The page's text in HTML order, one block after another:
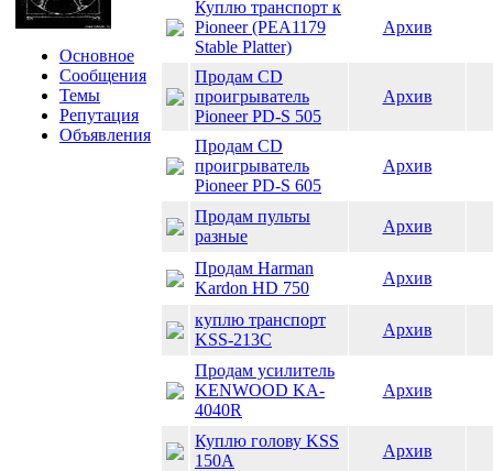
Основное
Сообщения
Темы
Репутация
Объявления
Куплю транспорт к
Pioneer (PEA1179
Stable Platter)
Архив
Продам CD
проигрыватель
Pioneer PD-S 505
Архив
Продам CD
проигрыватель
Pioneer PD-S 605
Архив
Продам пульты
разные
Архив
Продам Harman
Kardon HD 750
Архив
куплю транспорт
KSS-213C
Архив
Продам усилитель
KENWOOD KA-
4040R
Архив
Куплю голову KSS
150A
Архив